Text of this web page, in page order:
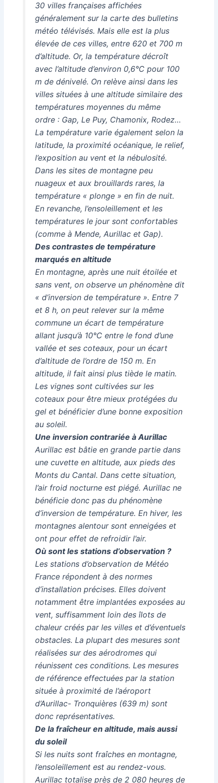
30 villes françaises affichées
généralement sur la carte des bulletins
météo télévisés. Mais elle est la plus
élevée de ces villes, entre 620 et 700 m
d’altitude. Or, la température décroît
avec l’altitude d’environ 0,6°C pour 100
m de dénivelé. On relève ainsi dans les
villes situées à une altitude similaire des
températures moyennes du même
ordre : Gap, Le Puy, Chamonix, Rodez…
La température varie également selon la
latitude, la proximité océanique, le relief,
l’exposition au vent et la nébulosité.
Dans les sites de montagne peu
nuageux et aux brouillards rares, la
température « plonge » en fin de nuit.
En revanche, l’ensoleillement et les
températures le jour sont confortables
(comme à Mende, Aurillac et Gap).
Des contrastes de température
marqués en altitude
En montagne, après une nuit étoilée et
sans vent, on observe un phénomène dit
« d’inversion de température ». Entre 7
et 8 h, on peut relever sur la même
commune un écart de température
allant jusqu’à 10°C entre le fond d’une
vallée et ses coteaux, pour un écart
d’altitude de l’ordre de 150 m. En
altitude, il fait ainsi plus tiède le matin.
Les vignes sont cultivées sur les
coteaux pour être mieux protégées du
gel et bénéficier d’une bonne exposition
au soleil.
Une inversion contrariée à Aurillac
Aurillac est bâtie en grande partie dans
une cuvette en altitude, aux pieds des
Monts du Cantal. Dans cette situation,
l’air froid nocturne est piégé. Aurillac ne
bénéficie donc pas du phénomène
d’inversion de température. En hiver, les
montagnes alentour sont enneigées et
ont pour effet de refroidir l’air.
Où sont les stations d’observation ?
Les stations d’observation de Météo
France répondent à des normes
d’installation précises. Elles doivent
notamment être implantées exposées au
vent, suffisamment loin des îlots de
chaleur créés par les villes et d’éventuels
obstacles. La plupart des mesures sont
réalisées sur des aérodromes qui
réunissent ces conditions. Les mesures
de référence effectuées par la station
située à proximité de l’aéroport
d’Aurillac- Tronquières (639 m) sont
donc représentatives.
De la fraîcheur en altitude, mais aussi
du soleil
Si les nuits sont fraîches en montagne,
l’ensoleillement est au rendez-vous.
Aurillac totalise près de 2 080 heures de